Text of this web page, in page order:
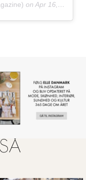
on Apr 16, 2020 at 1:00pm PDT